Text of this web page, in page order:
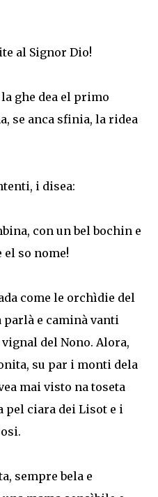
al Signor Dio!
ghe dea el primo
se anca sfinia, la ridea
i disea:
con un bel bochin e
el so nome!
come le orchìdie del
parlà e caminà vanti
del Nono. Alora,
su par i monti dela
mai visto na toseta
pel ciara dei Lisot e i
sempre bela e